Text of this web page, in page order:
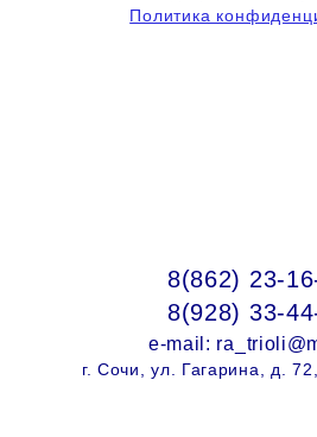
Политика
8(862) 23-
8(928) 33-
e-mail:
г. Сочи, ул. Гагарина, д.